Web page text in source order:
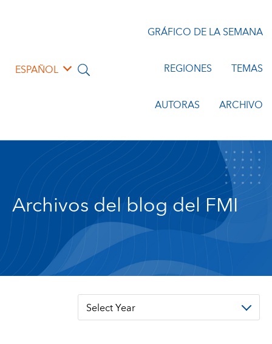
ESPAÑOL
GRÁFICO DE LA SEMANA
REGIONES TEMAS
AUTORAS ARCHIVO
Archivos del blog del FMI
Select Year